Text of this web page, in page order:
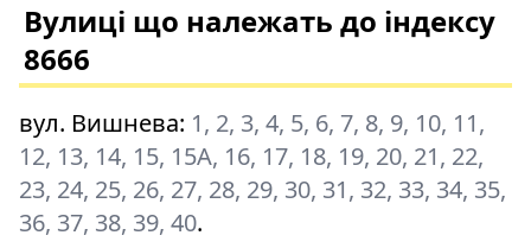
Вулиці що належать до індексу
8666
вул. Вишнева: 1, 2, 3, 4, 5, 6, 7, 8, 9, 10, 11,
12, 13, 14, 15, 15А, 16, 17, 18, 19, 20, 21, 22,
23, 24, 25, 26, 27, 28, 29, 30, 31, 32, 33, 34, 35,
36, 37, 38, 39, 40.